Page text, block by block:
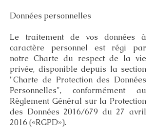
Données personnelles
Le traitement de vos données à
caractère personnel est régi par
notre Charte du respect de la vie
privée, disponible depuis la section
"Charte de Protection des Données
Personnelles", conformément au
Règlement Général sur la Protection
des Données 2016/679 du 27 avril
2016 («RGPD»).